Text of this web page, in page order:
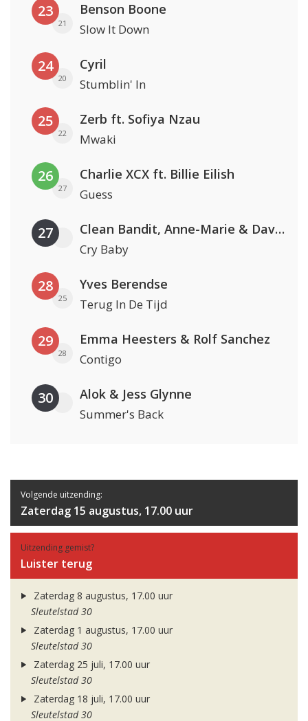
23
21
Benson Boone
Slow It Down
24
20
Cyril
Stumblin' In
25
22
Zerb ft. Sofiya Nzau
Mwaki
26
27
Charlie XCX ft. Billie Eilish
Guess
27 Clean Bandit, Anne-Marie & David Guetta
Cry Baby
28
25
Yves Berendse
Terug In De Tijd
29
28
Emma Heesters & Rolf Sanchez
Contigo
30 Alok & Jess Glynne
Summer's Back
Volgende uitzending:
Zaterdag 15 augustus, 17.00 uur
Uitzending gemist?
Luister terug
Zaterdag 8 augustus, 17.00 uur
Sleutelstad 30
Zaterdag 1 augustus, 17.00 uur
Sleutelstad 30
Zaterdag 25 juli, 17.00 uur
Sleutelstad 30
Zaterdag 18 juli, 17.00 uur
Sleutelstad 30